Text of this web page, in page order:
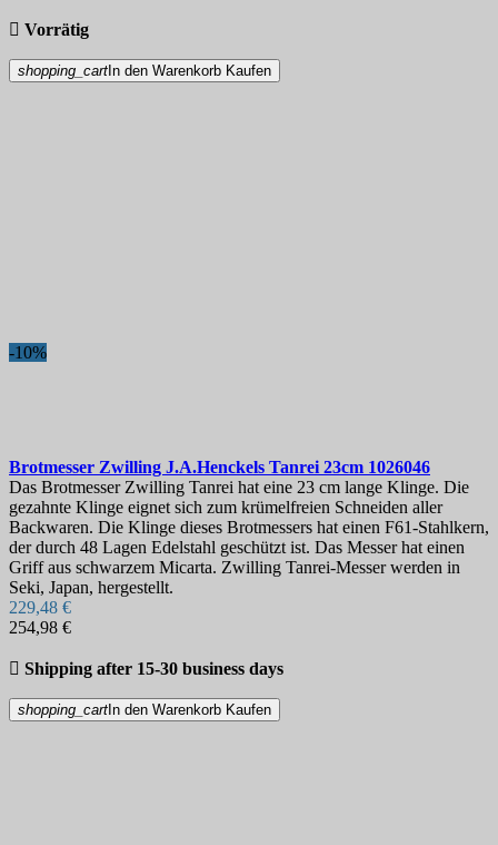
 Vorrätig
shopping_cart In den Warenkorb Kaufen
-10%
Brotmesser Zwilling J.A.Henckels Tanrei 23cm 1026046
Das Brotmesser Zwilling Tanrei hat eine 23 cm lange Klinge. Die
gezahnte Klinge eignet sich zum krümelfreien Schneiden aller
Backwaren. Die Klinge dieses Brotmessers hat einen F61-Stahlkern,
der durch 48 Lagen Edelstahl geschützt ist. Das Messer hat einen
Griff aus schwarzem Micarta. Zwilling Tanrei-Messer werden in
Seki, Japan, hergestellt.
229,48 €
254,98 €
 Shipping after 15-30 business days
shopping_cart In den Warenkorb Kaufen